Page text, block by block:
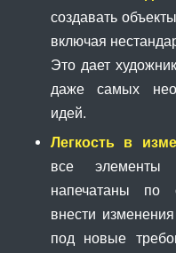
создавать
включая
Это дает
даже самых
идей.
Легкость в
все элементы
напечатаны по
внести
под новые